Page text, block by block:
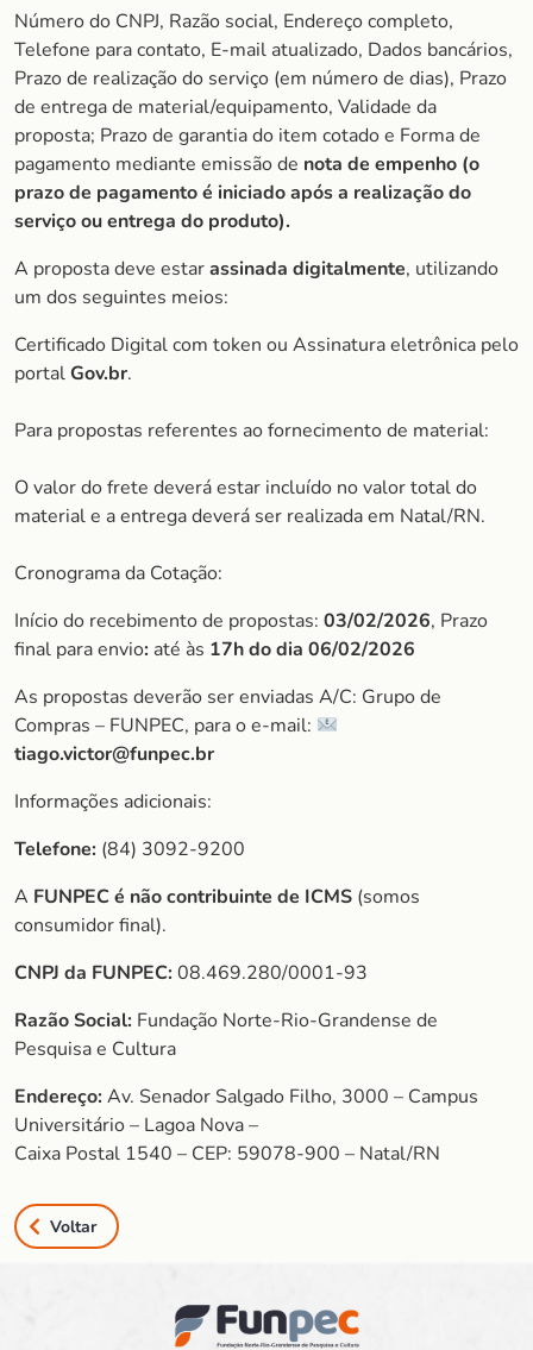
Número do CNPJ, Razão social, Endereço completo,
Telefone para contato, E-mail atualizado, Dados bancários,
Prazo de realização do serviço (em número de dias), Prazo
de entrega de material/equipamento, Validade da
proposta; Prazo de garantia do item cotado e Forma de
pagamento mediante emissão de nota de empenho (o
prazo de pagamento é iniciado após a realização do
serviço ou entrega do produto).
A proposta deve estarassinada digitalmente, utilizando
um dos seguintes meios:
Certificado Digital com token ou Assinatura eletrônica pelo
portalGov.br.
Para propostas referentes ao fornecimento de material:
O valor do frete deverá estar incluído no valor total do
material e a entrega deverá ser realizada em Natal/RN.
Cronograma da Cotação:
Início do recebimento de propostas: 03/02/2026, Prazo
final para envio: até às 17h do dia 06/02/2026
As propostas deverão ser enviadas A/C: Grupo de
Compras – FUNPEC, para o e-mail:
tiago.victor@funpec.br
Informações adicionais:
Telefone: (84) 3092-9200
A FUNPEC é não contribuinte de ICMS (somos
consumidor final).
CNPJ da FUNPEC:08.469.280/0001-93
Razão Social: Fundação Norte-Rio-Grandense de
Pesquisa e Cultura
Endereço:Av. Senador Salgado Filho, 3000 – Campus
Universitário – Lagoa Nova –
Caixa Postal 1540 – CEP: 59078-900 – Natal/RN
Voltar